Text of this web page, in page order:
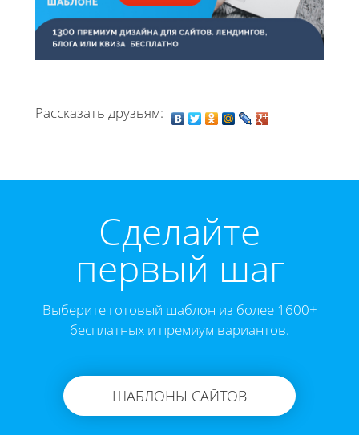
Рассказать друзьям:
Cделайте
первый шаг
Выберите готовый шаблон из более 1600+
бесплатных и премиум вариантов.
ШАБЛОНЫ САЙТОВ